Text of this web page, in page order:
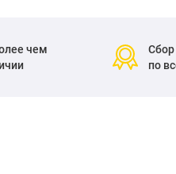
чем
Сбор
по